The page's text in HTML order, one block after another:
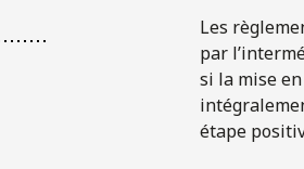
Les
par
si la mise
étape